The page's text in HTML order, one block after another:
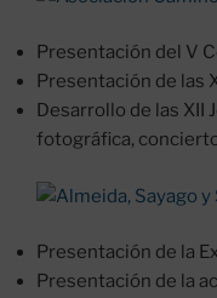
Presentación del V
Presentación de las
Desarrollo de las XII
fotográfica,
Presentación de la
Presentación de la